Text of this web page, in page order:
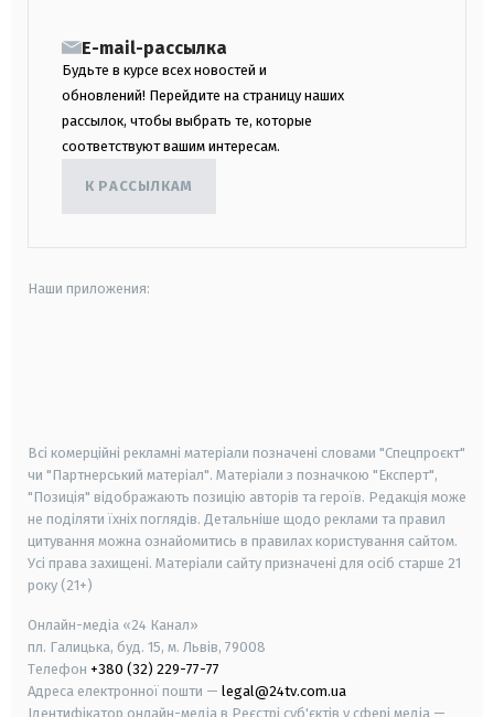
E-mail-рассылка
Будьте в курсе всех новостей и
обновлений! Перейдите на страницу наших
рассылок, чтобы выбрать те, которые
соответствуют вашим интересам.
К РАССЫЛКАМ
Наши приложения:
Всі комерційні рекламні матеріали позначені словами "Спецпроєкт"
чи "Партнерський матеріал". Матеріали з позначкою "Експерт",
"Позиція" відображають позицію авторів та героїв. Редакція може
не поділяти їхніх поглядів. Детальніше щодо реклами та правил
цитування можна ознайомитись в правилах користування сайтом.
Усі права захищені. Матеріали сайту призначені для осіб старше 21
року (21+)
Онлайн-медіа «24 Канал»
пл. Галицька, буд. 15, м. Львів, 79008
Телефон +380 (32) 229-77-77
Адреса електронної пошти — legal@24tv.com.ua
Ідентифікатор онлайн-медіа в Реєстрі суб'єктів у сфері медіа —